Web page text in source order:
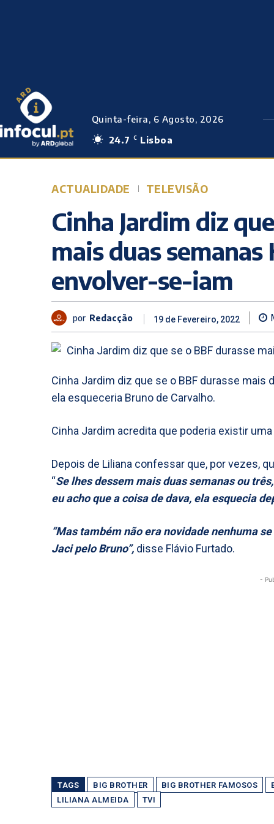
Quinta-feira, 6 Agosto, 2026
24.7
C Lisboa
ACTUALIDADE TELEVISÃO
Cinha Jardim diz
mais duas semanas
envolver-se-iam
por Redacção 19 de Fevereiro, 2022
Cinha Jardim diz que se o BBF durasse mais
ela esqueceria Bruno de Carvalho.
Cinha Jardim acredita que poderia existir
Depois de Liliana confessar que, por vezes,
“Se lhes dessem mais duas semanas ou
eu acho que a coisa de dava, ela esquecia
“Mas também não era novidade nenhuma
Jaci pelo Bruno”, disse Flávio Furtado.
-
TAGS BIG BROTHER BIG BROTHER FAMOSOS
LILIANA ALMEIDA
TVI